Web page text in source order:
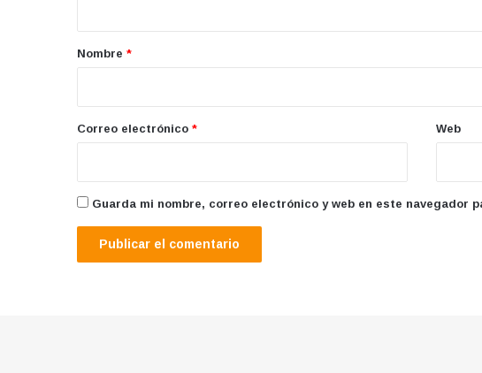
r
*
Nombre *
Correo electrónico * Web
Guarda mi nombre, correo electrónico y web en este navegador